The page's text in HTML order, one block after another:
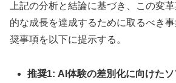
上記の分析と結論に基づき、この変
的な成長を達成するために取るべき
奨事項を以下に提示する。
推奨1: AI体験の差別化に向けた